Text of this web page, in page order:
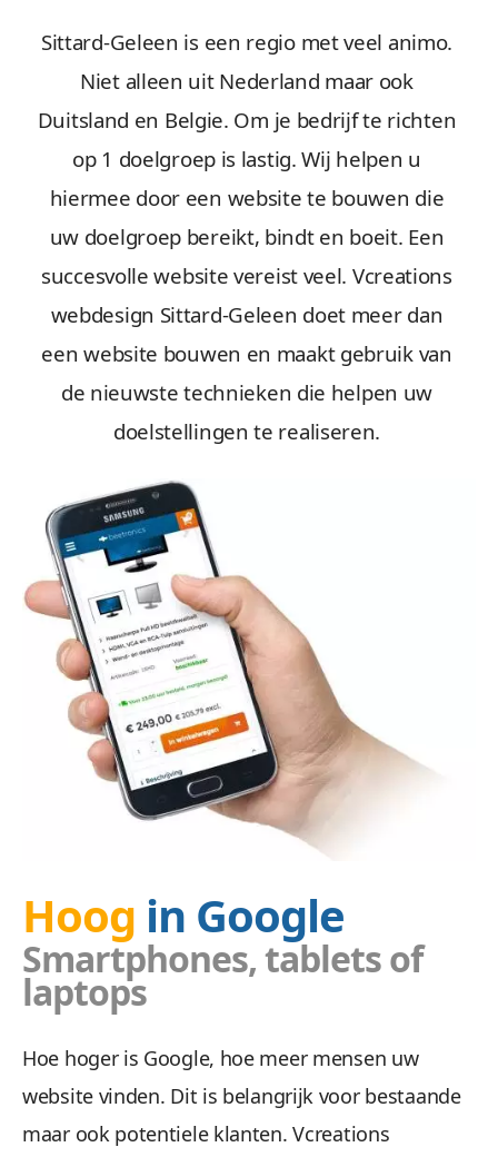
Sittard-Geleen is een regio met veel animo.
Niet alleen uit Nederland maar ook
Duitsland en Belgie. Om je bedrijf te richten
op 1 doelgroep is lastig. Wij helpen u
hiermee door een website te bouwen die
uw doelgroep bereikt, bindt en boeit. Een
succesvolle website vereist veel. Vcreations
webdesign Sittard-Geleen doet meer dan
een website bouwen en maakt gebruik van
de nieuwste technieken die helpen uw
doelstellingen te realiseren.
Hoog in Google
Smartphones, tablets of
laptops
Hoe hoger is Google, hoe meer mensen uw
website vinden. Dit is belangrijk voor bestaande
maar ook potentiele klanten. Vcreations
Wij zetten uw doelgroep aan tot actie met